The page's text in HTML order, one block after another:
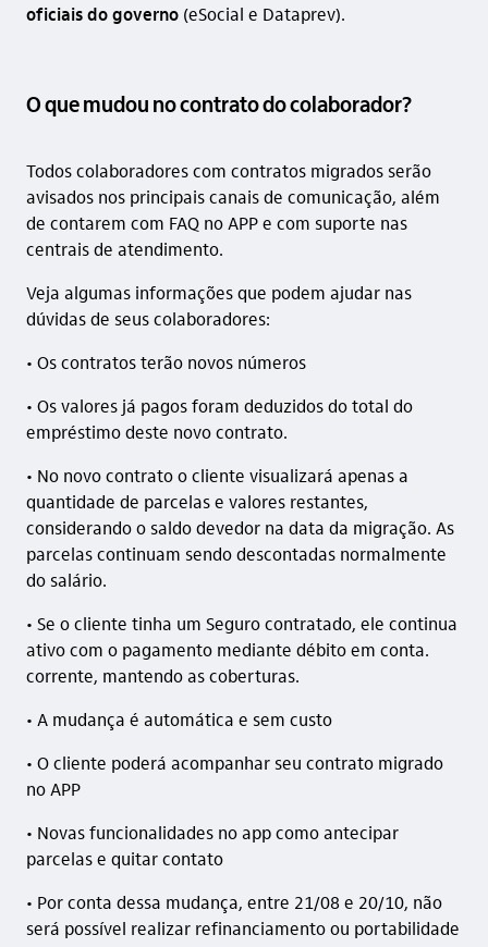
oficiais do governo (eSocial e Dataprev).
O que mudou no contrato do colaborador?
Todos colaboradores com contratos migrados serão
avisados nos principais canais de comunicação, além
de contarem com FAQ no APP e com suporte nas
centrais de atendimento.
Veja algumas informações que podem ajudar nas
dúvidas de seus colaboradores:
• Os contratos terão novos números
• Os valores já pagos foram deduzidos do total do
empréstimo deste novo contrato.
• No novo contrato o cliente visualizará apenas a
quantidade de parcelas e valores restantes,
considerando o saldo devedor na data da migração. As
parcelas continuam sendo descontadas normalmente
do salário.
• Se o cliente tinha um Seguro contratado, ele continua
ativo com o pagamento mediante débito em conta.
corrente, mantendo as coberturas.
• A mudança é automática e sem custo
• O cliente poderá acompanhar seu contrato migrado
no APP
• Novas funcionalidades no app como antecipar
parcelas e quitar contato
• Por conta dessa mudança, entre 21/08 e 20/10, não
será possível realizar refinanciamento ou portabilidade